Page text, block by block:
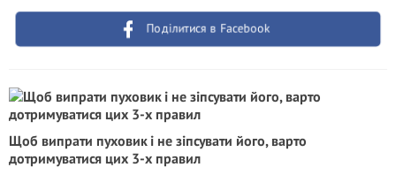
Поділитися в Facebook
Щоб випрати пуховик і не зіпсувати його, варто
дотримуватися цих 3-х правил